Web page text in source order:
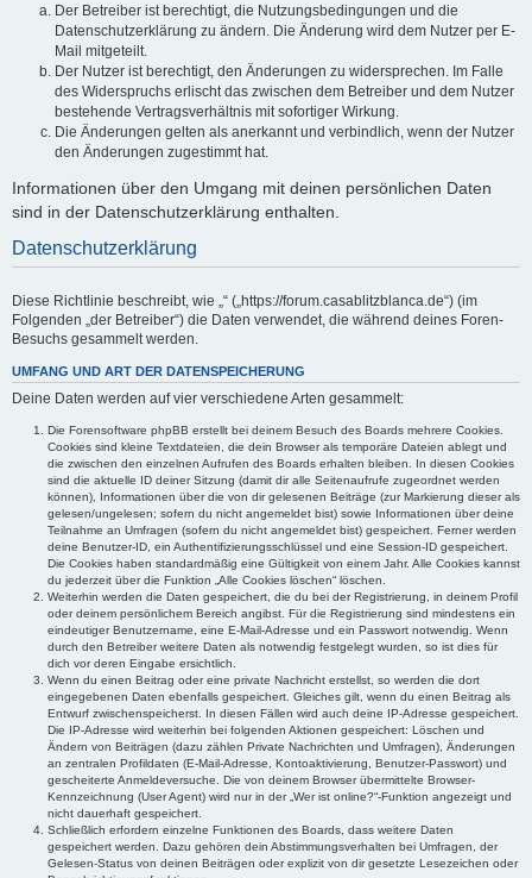
Der Betreiber ist berechtigt, die Nutzungsbedingungen und die
Datenschutzerklärung zu ändern. Die Änderung wird dem Nutzer per E-
Mail mitgeteilt.
Der Nutzer ist berechtigt, den Änderungen zu widersprechen. Im Falle
des Widerspruchs erlischt das zwischen dem Betreiber und dem Nutzer
bestehende Vertragsverhältnis mit sofortiger Wirkung.
Die Änderungen gelten als anerkannt und verbindlich, wenn der Nutzer
den Änderungen zugestimmt hat.
Informationen über den Umgang mit deinen persönlichen Daten
sind in der Datenschutzerklärung enthalten.
Datenschutzerklärung
Diese Richtlinie beschreibt, wie „“ („https://forum.casablitzblanca.de“) (im
Folgenden „der Betreiber“) die Daten verwendet, die während deines Foren-
Besuchs gesammelt werden.
UMFANG UND ART DER DATENSPEICHERUNG
Deine Daten werden auf vier verschiedene Arten gesammelt:
Die Forensoftware phpBB erstellt bei deinem Besuch des Boards mehrere Cookies.
Cookies sind kleine Textdateien, die dein Browser als temporäre Dateien ablegt und
die zwischen den einzelnen Aufrufen des Boards erhalten bleiben. In diesen Cookies
sind die aktuelle ID deiner Sitzung (damit dir alle Seitenaufrufe zugeordnet werden
können), Informationen über die von dir gelesenen Beiträge (zur Markierung dieser als
gelesen/ungelesen; sofern du nicht angemeldet bist) sowie Informationen über deine
Teilnahme an Umfragen (sofern du nicht angemeldet bist) gespeichert. Ferner werden
deine Benutzer-ID, ein Authentifizierungsschlüssel und eine Session-ID gespeichert.
Die Cookies haben standardmäßig eine Gültigkeit von einem Jahr. Alle Cookies kannst
du jederzeit über die Funktion „Alle Cookies löschen“ löschen.
Weiterhin werden die Daten gespeichert, die du bei der Registrierung, in deinem Profil
oder deinem persönlichem Bereich angibst. Für die Registrierung sind mindestens ein
eindeutiger Benutzername, eine E-Mail-Adresse und ein Passwort notwendig. Wenn
durch den Betreiber weitere Daten als notwendig festgelegt wurden, so ist dies für
dich vor deren Eingabe ersichtlich.
Wenn du einen Beitrag oder eine private Nachricht erstellst, so werden die dort
eingegebenen Daten ebenfalls gespeichert. Gleiches gilt, wenn du einen Beitrag als
Entwurf zwischenspeicherst. In diesen Fällen wird auch deine IP-Adresse gespeichert.
Die IP-Adresse wird weiterhin bei folgenden Aktionen gespeichert: Löschen und
Ändern von Beiträgen (dazu zählen Private Nachrichten und Umfragen), Änderungen
an zentralen Profildaten (E-Mail-Adresse, Kontoaktivierung, Benutzer-Passwort) und
gescheiterte Anmeldeversuche. Die von deinem Browser übermittelte Browser-
Kennzeichnung (User Agent) wird nur in der „Wer ist online?“-Funktion angezeigt und
nicht dauerhaft gespeichert.
Schließlich erfordern einzelne Funktionen des Boards, dass weitere Daten
gespeichert werden. Dazu gehören dein Abstimmungsverhalten bei Umfragen, der
Gelesen-Status von deinen Beiträgen oder explizit von dir gesetzte Lesezeichen oder